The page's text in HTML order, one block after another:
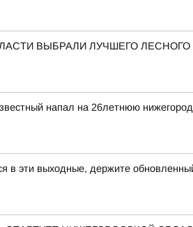
ВЫБРАЛИ ЛУЧШЕГО
напал на 26летнюю
в эти выходные, держите